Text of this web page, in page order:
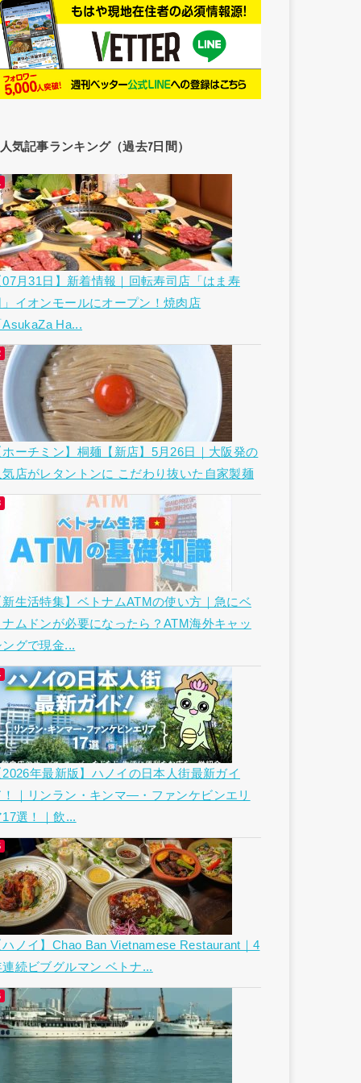
人気記事ランキング（過去7日間）
07月31日】新着情報｜回転寿司店「はま寿
」イオンモールにオープン！焼肉店
AsukaZa Ha...
ホーチミン】桐麺【新店】5月26日｜大阪発の
気店がレタントンに こだわり抜いた自家製麺
新生活特集】ベトナムATMの使い方｜急にベ
ナムドンが必要になったら？ATM海外キャッ
ングで現金...
2026年最新版】ハノイの日本人街最新ガイ
！｜リンラン・キンマ―・ファンケビンエリ
17選！｜飲...
ハノイ】Chao Ban Vietnamese Restaurant｜4
連続ビブグルマン ベトナ...